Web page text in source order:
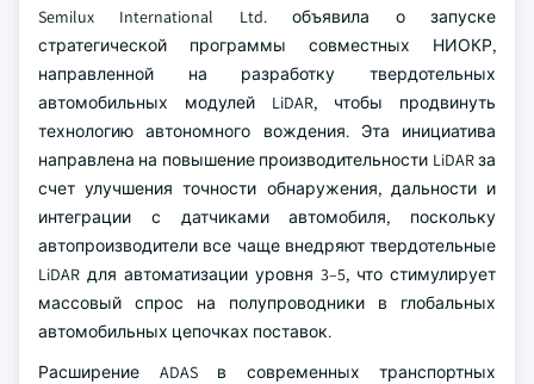
Semilux International Ltd. объявила о запуске
стратегической программы совместных НИОКР,
направленной на разработку твердотельных
автомобильных модулей LiDAR, чтобы продвинуть
технологию автономного вождения. Эта инициатива
направлена на повышение производительности LiDAR за
счет улучшения точности обнаружения, дальности и
интеграции с датчиками автомобиля, поскольку
автопроизводители все чаще внедряют твердотельные
LiDAR для автоматизации уровня 3–5, что стимулирует
массовый спрос на полупроводники в глобальных
автомобильных цепочках поставок.
Расширение ADAS в современных транспортных